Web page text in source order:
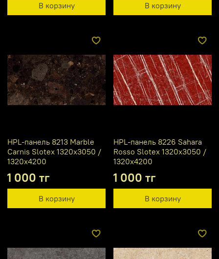
В корзину В корзину
HPL-панель 8213 Marble
Carnis Slotex 1320х3050 /
1320х4200
1 000 тг
В корзину
HPL-панель 8226 Sahara
Rosso Slotex 1320х3050 /
1320х4200
1 000 тг
В корзину